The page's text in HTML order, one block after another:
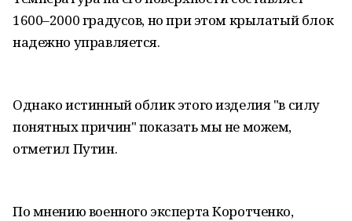
1600–2000 градусов, но при этом крылатый блок
надежно управляется.
Однако истинный облик этого изделия "в силу
понятных причин" показать мы не можем,
отметил Путин.
По мнению военного эксперта Коротченко,